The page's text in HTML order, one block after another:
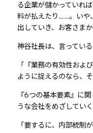
る企業が儲かっていれ
料が払えたり……。いや
出していき、お客さま
神谷社長は、言ってい
「『業務の有効性およ
ように捉えるのなら、
『6つの基本要素』に
うな会社をめざしてい
「要するに、内部統制